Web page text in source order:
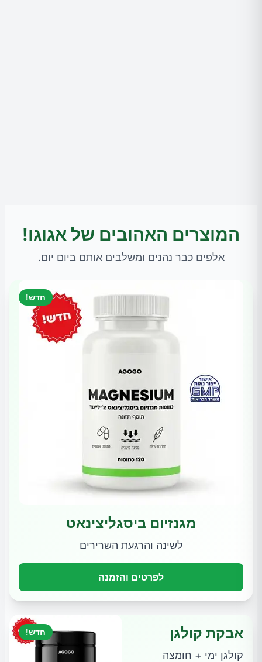
המוצרים האהובים של אגוגו!
אלפים כבר נהנים ומשלבים אותם ביום יום.
חדש!
מגנזיום ביסגליצינאט
לשינה והרגעת השרירים
לפרטים והזמנה
חדש! אבקת קולגן
קולגן ימי + חומצה